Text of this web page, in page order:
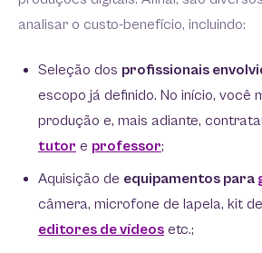
analisar o custo-benefício, incluindo:
Seleção dos profissionais
escopo já definido. No início, você
produção e, mais adiante,
tutor e professor;
Aquisição de equipamentos para
câmera, microfone de lapela, kit
editores de vídeos etc.;